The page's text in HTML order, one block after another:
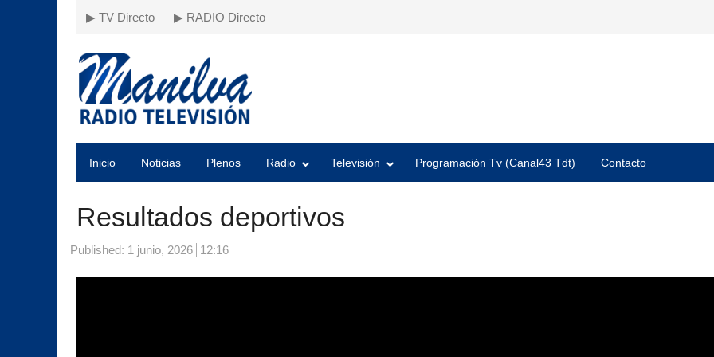
▶ TV Directo ▶ RADIO Directo
Inicio Noticias Plenos Radio Televisión Programación Tv (Canal43 Tdt) Contacto
Resultados deportivos
Published: 1 junio, 2026 12:16